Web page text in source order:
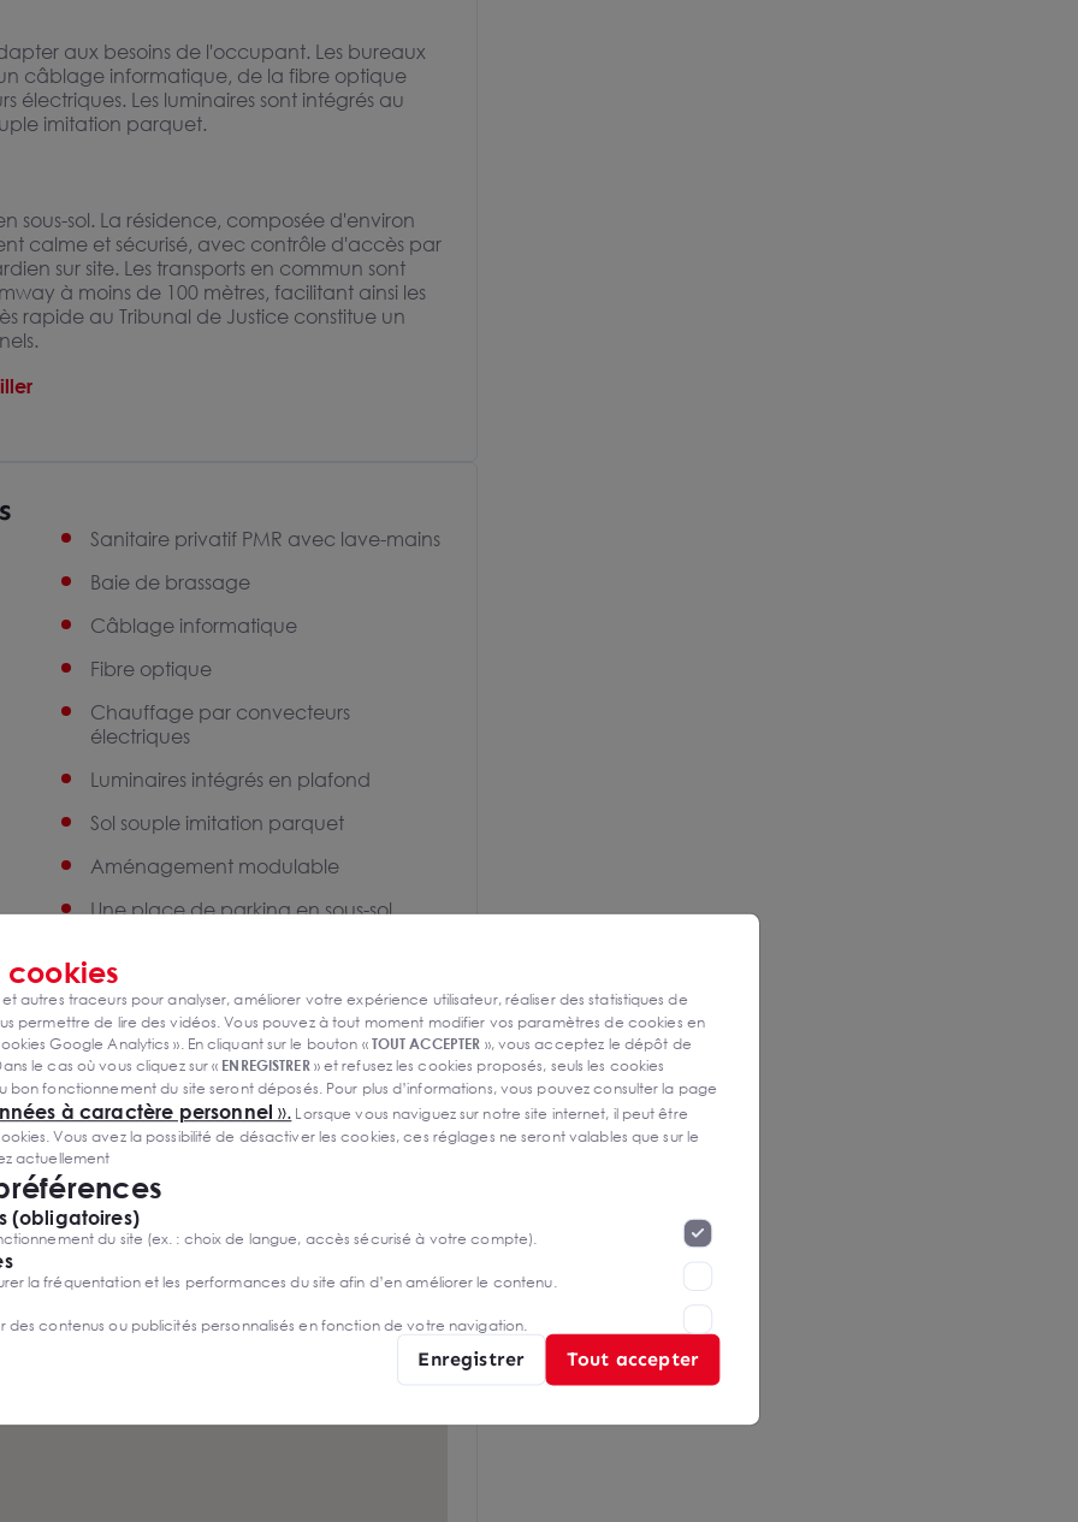
aux besoins de l'occupant. Les bureaux
câblage informatique, de la fibre optique
Les luminaires sont intégrés au
imitation parquet.
sous-sol. La résidence, composée d'environ
calme et sécurisé, avec contrôle d'accès par
sur site. Les transports en commun sont
à moins de 100 mètres, facilitant ainsi les
rapide au Tribunal de Justice constitue un
Sanitaire privatif PMR avec lave-mains
Baie de brassage
Câblage informatique
Fibre optique
Chauffage par convecteurs
électriques
Luminaires intégrés en plafond
Sol souple imitation parquet
Aménagement modulable
Une place de parking en sous-sol
Bureaux en bail professionnel
cookies
et autres traceurs pour analyser, améliorer votre expérience utilisateur, réaliser des statistiques de
permettre de lire des vidéos. Vous pouvez à tout moment modifier vos paramètres de cookies en
Google Analytics ». En cliquant sur le bouton «TOUT ACCEPTER », vous acceptez le dépôt de
le cas où vous cliquez sur « ENREGISTRER» et refusez les cookies proposés, seuls les cookies
bon fonctionnement du site seront déposés. Pour plus d’informations, vous pouvez consulter la page
à caractère personnel ». Lorsque vous naviguez sur notre site internet, il peut être
Vous avez la possibilité de désactiver les cookies, ces réglages ne seront valables que sur le
actuellement
(obligatoires)
du site (ex. : choix de langue, accès sécurisé à votre compte).
la fréquentation et les performances du site afin d’en améliorer le contenu.
des contenus ou publicités personnalisés en fonction de votre navigation.
Enregistrer Tout accepter